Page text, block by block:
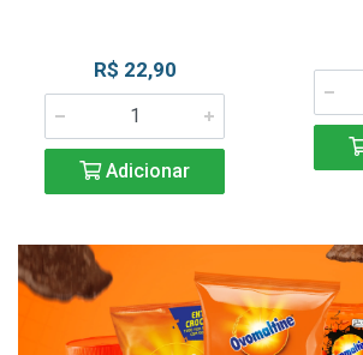
R$ 22,90
Adicionar